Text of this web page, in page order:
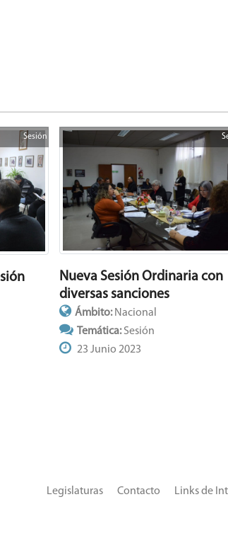
Sesión
Nueva Sesión Ordinaria con
diversas sanciones
Ámbito:Nacional
Temática:Sesión
23 Junio 2023
Links de
Contacto
Legislaturas